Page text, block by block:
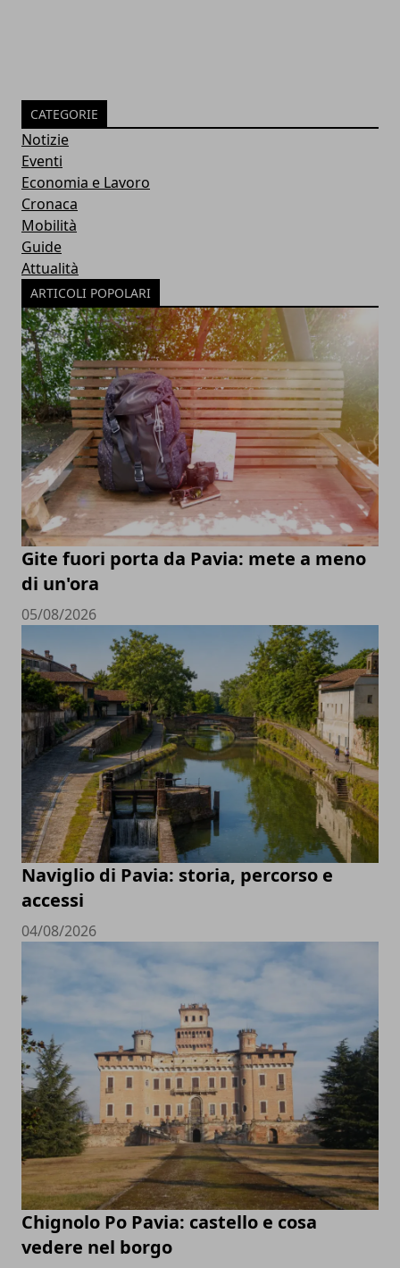
CATEGORIE
Notizie
Eventi
Economia e Lavoro
Cronaca
Mobilità
Guide
Attualità
ARTICOLI POPOLARI
Gite fuori porta da Pavia: mete a meno
di un'ora
05/08/2026
Naviglio di Pavia: storia, percorso e
accessi
04/08/2026
Chignolo Po Pavia: castello e cosa
vedere nel borgo